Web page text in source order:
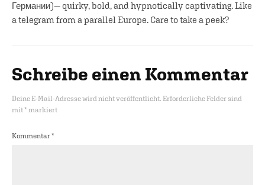
Германии)— quirky, bold, and hypnotically captivating. Like
a telegram from a parallel Europe. Care to take a peek?
Schreibe einen Kommentar
Deine E-Mail-Adresse wird nicht veröffentlicht. Erforderliche Felder sind
mit* markiert
Kommentar*